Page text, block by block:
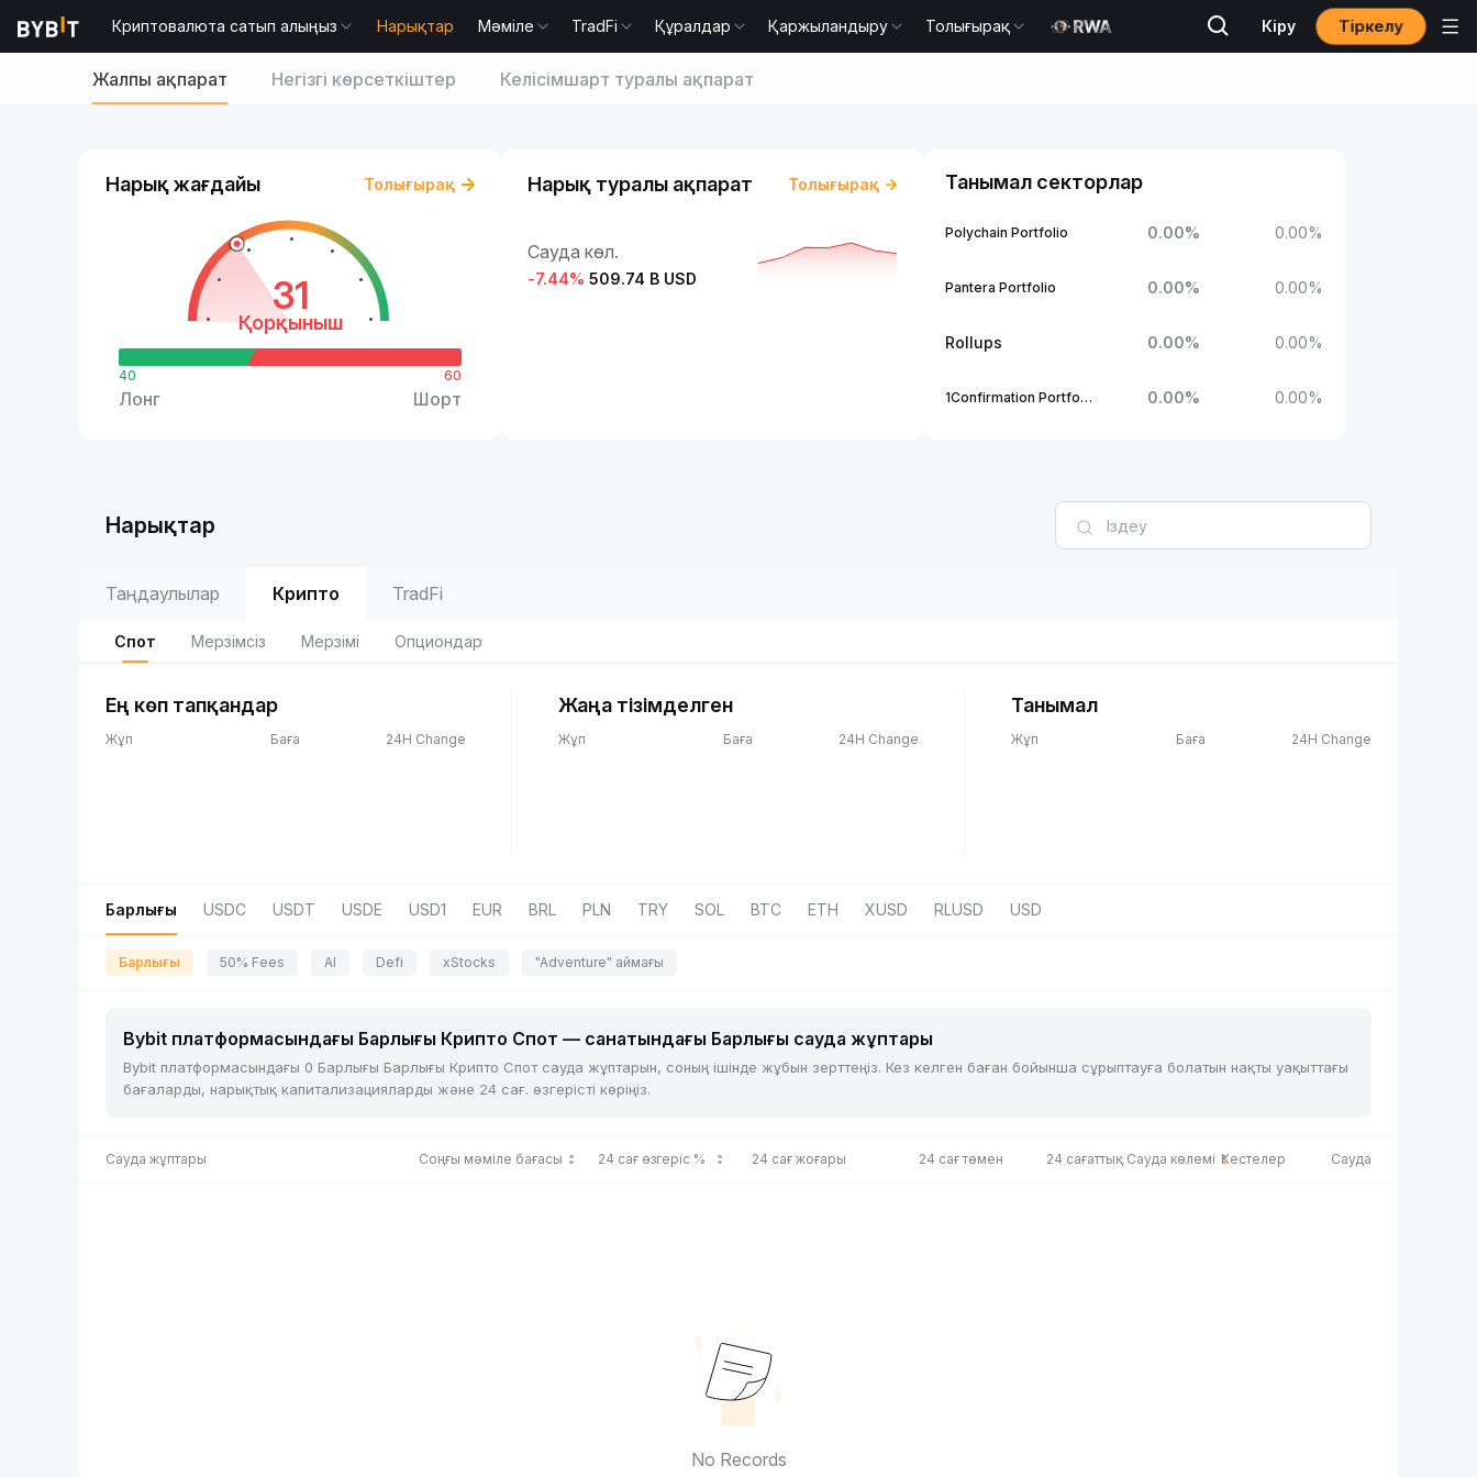
Криптовалюта сатып алыңыз Нарықтар Мәміле TradFi Құралдар Қаржыландыру Толығырақ Кіру Тіркелу
Жалпы ақпарат Негізгі көрсеткіштер Келісімшарт туралы ақпарат
Нарық жағдайы Толығырақ
31
Қорқыныш
40
Лонг
60
Шорт
Нарық туралы ақпарат Толығырақ
Сауда көл.
-7.44% 509.74 B USD
Танымал секторлар
Polychain Portfolio 0.00% 0.00%
Pantera Portfolio 0.00% 0.00%
Rollups 0.00% 0.00%
1Confirmation Portfolio 0.00% 0.00%
Нарықтар
Таңдаулылар Крипто TradFi
Спот Мерзімсіз Мерзімі Опциондар
Ең көп тапқандар
Жұп Баға 24H Change
Жаңа тізімделген
Жұп Баға 24H Change
Танымал
Жұп Баға 24H Change
Барлығы USDC USDT USDE USD1 EUR BRL PLN TRY SOL BTC ETH XUSD RLUSD USD
Барлығы 50% Fees AI Defi xStocks "Adventure" аймағы
Bybit платформасындағы Барлығы Крипто Спот — санатындағы Барлығы сауда жұптары
Bybit платформасындағы 0 Барлығы Барлығы Крипто Спот сауда жұптарын, соның ішінде жұбын зерттеңіз. Кез келген баған бойынша сұрыптауға болатын нақты уақыттағы
бағаларды, нарықтық капитализацияларды және 24 сағ. өзгерісті көріңіз.
Сауда жұптары Соңғы мәміле бағасы 24 сағ өзгеріс % 24 сағ жоғары 24 сағ төмен 24 сағаттық Сауда көлемі Кестелер Сауда
No Records